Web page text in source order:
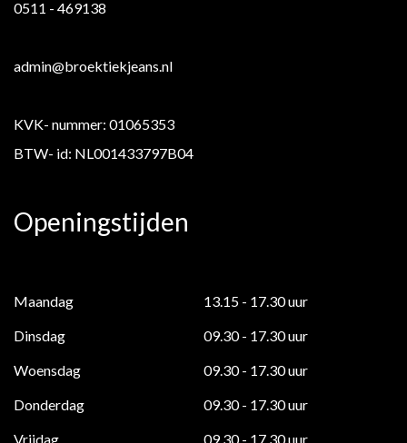
0511 - 469138
admin@broektiekjeans.nl
KVK- nummer: 01065353
BTW- id: NL001433797B04
Openingstijden
Maandag
13.15 - 17.30 uur
Dinsdag
09.30 - 17.30 uur
Woensdag
09.30 - 17.30 uur
Donderdag
09.30 - 17.30 uur
Vrijdag
09.30 - 17.30 uur